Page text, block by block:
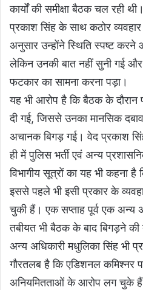
कार्यों की समीक्षा बैठक चल रही
प्रकाश सिंह के साथ कठोर व्यवहार
अनुसार उन्होंने स्थिति स्पष्ट
लेकिन उनकी बात नहीं सुनी गई
फटकार का सामना करना पड़ा।
यह भी आरोप है कि बैठक के दौरान
दी गई, जिससे उनका मानसिक
अचानक बिगड़ गई। वेद प्रकाश
ही में पुलिस भर्ती एवं अन्य
विभागीय सूत्रों का यह भी कहना है
इससे पहले भी इसी प्रकार के
चुकी हैं। एक सप्ताह पूर्व एक अन्य
तबीयत भी बैठक के बाद बिगड़ने
अन्य अधिकारी मधुलिका सिंह भी
गौरतलब है कि एडिशनल कमिश्नर
अनियमितताओं के आरोप लग चुके